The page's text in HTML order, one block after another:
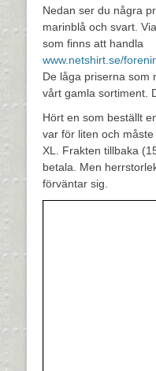
Nedan ser du några
marinblå och svart.
som finns att handla
www.netshirt.se/
De låga priserna som
vårt gamla sortiment.
Hört en som beställt
var för liten och
XL. Frakten tillbaka
betala. Men
förväntar sig.